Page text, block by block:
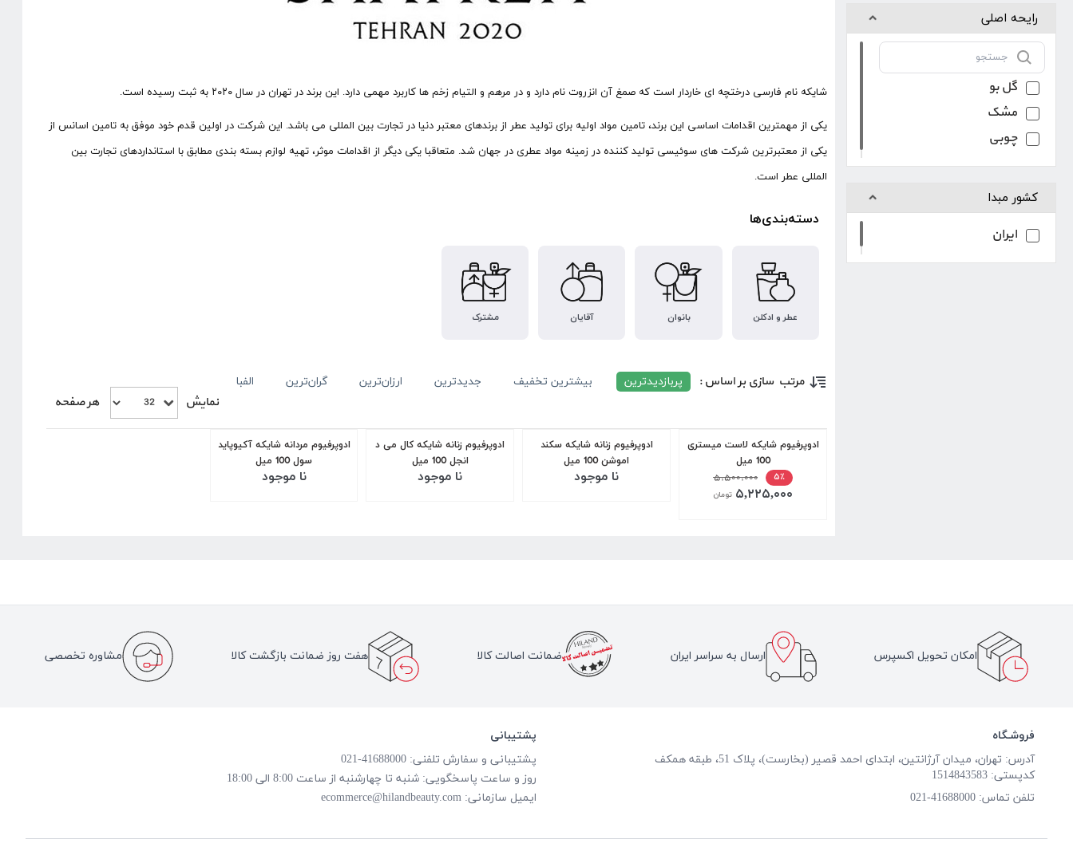
رایحه اصلی
گل بو
مشک
چوبی
کشور مبدا
ایران
شایکه نام فارسی درختچه ای خاردار است که صمغ آن انزروت نام دارد و در مرهم و التیام زخم ها کاربرد مهمی دارد. این برند در تهران در سال ۲۰۲۰ به ثبت رسیده است.
یکی از مهمترین اقدامات اساسی این برند، تامین مواد اولیه برای تولید عطر از برندهای معتبر دنیا در تجارت بین المللی می باشد. این شرکت در اولین قدم خود موفق به تامین اسانس از
یکی از معتبرترین شرکت های سوئیسی تولید کننده در زمینه مواد عطری در جهان شد. متعاقبا یکی دیگر از اقدامات موثر، تهیه لوازم بسته بندی مطابق با استانداردهای تجارت بین
المللی عطر است.
دسته‌بندی‌ها
عطر و ادکلن بانوان آقایان مشترک
مرتب سازی بر اساس : پربازدیدترین بیشترین تخفیف جدیدترین ارزان‌ترین گران‌ترین الفبا
نمایش هر صفحه
ادوپرفیوم شایکه لاست میستری
100 میل
۵٪
۵,۵۰۰,۰۰۰
۵,۲۲۵,۰۰۰ تومان
ادوپرفیوم زنانه شایکه سکند
اموشن 100 میل
نا موجود
ادوپرفیوم زنانه شایکه کال می د
انجل 100 میل
نا موجود
ادوپرفیوم مردانه شایکه آکیوپاید
سول 100 میل
نا موجود
امکان تحویل اکسپرس ارسال به سراسر ایران ضمانت اصالت کالا هفت روز ضمانت بازگشت کالا مشاوره تخصصی
فروشـگاه
آدرس: تهران، میدان آرژانتین، ابتدای احمد قصیر (بخارست)، پلاک 51، طبقه همکف
کدپستی: 1514843583
تلفن تماس: 41688000-021
پشتیبانی
پشتیبانی و سفارش تلفنی: 41688000-021
روز و ساعت پاسخگویی: شنبه تا چهارشنبه از ساعت 8:00 الی 18:00
ایمیل سازمانی: ecommerce@hilandbeauty.com